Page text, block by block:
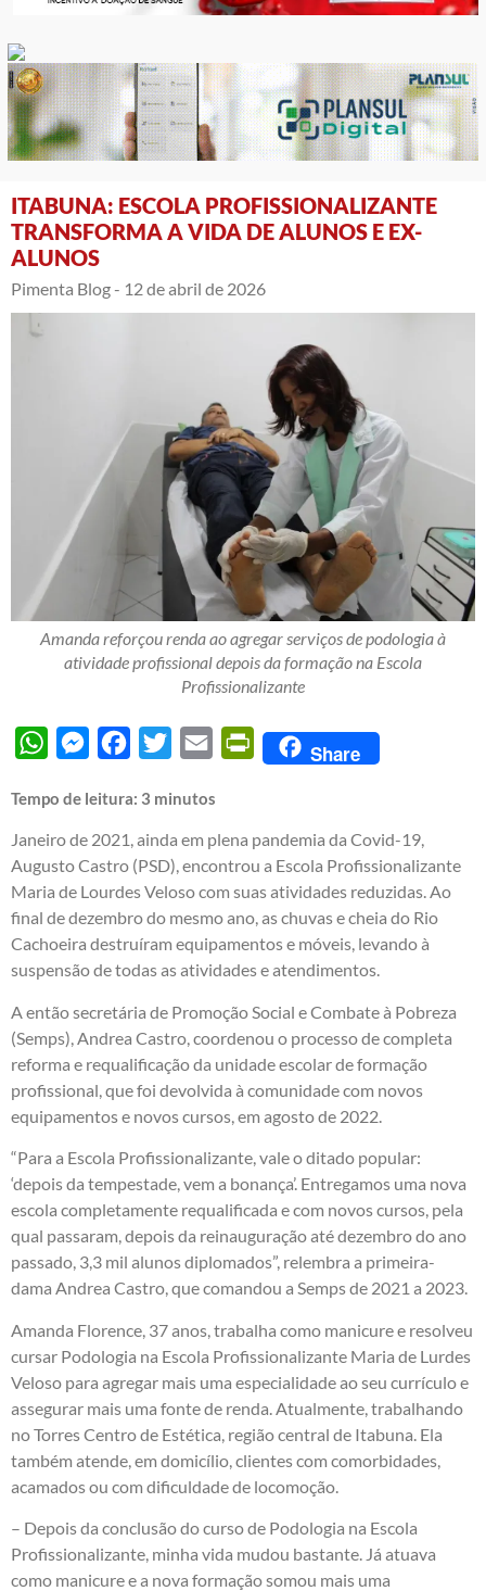
ITABUNA: ESCOLA PROFISSIONALIZANTE
TRANSFORMA A VIDA DE ALUNOS E EX-
ALUNOS
Pimenta Blog - 12 de abril de 2026
Amanda reforçou renda ao agregar serviços de podologia à
atividade profissional depois da formação na Escola
Profissionalizante
WhatsAppMessengerFacebook
Twitter Email PrintFriendly
Share
Tempo de leitura: 3 minutos
Janeiro de 2021, ainda em plena pandemia da Covid-19,
Augusto Castro (PSD), encontrou a Escola Profissionalizante
Maria de Lourdes Veloso com suas atividades reduzidas. Ao
final de dezembro do mesmo ano, as chuvas e cheia do Rio
Cachoeira destruíram equipamentos e móveis, levando à
suspensão de todas as atividades e atendimentos.
A então secretária de Promoção Social e Combate à Pobreza
(Semps), Andrea Castro, coordenou o processo de completa
reforma e requalificação da unidade escolar de formação
profissional, que foi devolvida à comunidade com novos
equipamentos e novos cursos, em agosto de 2022.
“Para a Escola Profissionalizante, vale o ditado popular:
‘depois da tempestade, vem a bonança’. Entregamos uma nova
escola completamente requalificada e com novos cursos, pela
qual passaram, depois da reinauguração até dezembro do ano
passado, 3,3 mil alunos diplomados”, relembra a primeira-
dama Andrea Castro, que comandou a Semps de 2021 a 2023.
Amanda Florence, 37 anos, trabalha como manicure e resolveu
cursar Podologia na Escola Profissionalizante Maria de Lurdes
Veloso para agregar mais uma especialidade ao seu currículo e
assegurar mais uma fonte de renda. Atualmente, trabalhando
no Torres Centro de Estética, região central de Itabuna. Ela
também atende, em domicílio, clientes com comorbidades,
acamados ou com dificuldade de locomoção.
– Depois da conclusão do curso de Podologia na Escola
Profissionalizante, minha vida mudou bastante. Já atuava
como manicure e a nova formação somou mais uma